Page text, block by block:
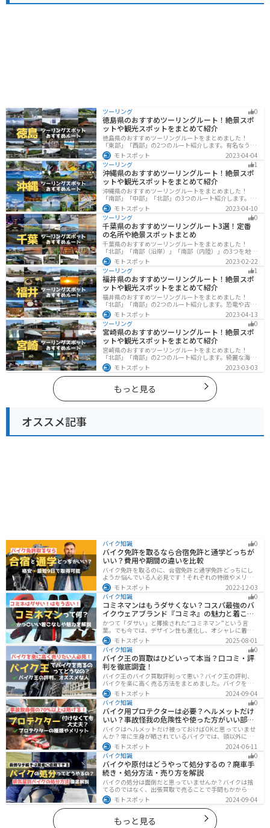
ツーリング 0
徳島県のおすすめツーリングルート！絶景スポ
ットや観光スポットをまとめて紹介
徳島県のおすすめツーリングルートをまとめました！
「東部」「西部」の2つのルート紹介します。有名なうず
しおや山を中心とした自然豊かなスポットが多数ありま
す。バイクで徳島県にツーリングに行く際は参考にして
ください。
モトスポット
2023-04-04
ツーリング
1
沖縄県のおすすめツーリングルート！絶景スポ
ットや観光スポットをまとめて紹介
沖縄県のおすすめツーリングルートをまとめました！
「南部」「中部」「北部」の3つのルート紹介します。美
しいビーチや歴史と文化に溢れたスポットが多数あり、
様々な楽しみ方ができます。バイクで沖縄県にツーリン
グに行く際は参考にしてください。
モトスポット
2023-04-10
ツーリング
0
千葉県のおすすめツーリングルート3選！定番
の名所や絶景スポットまとめ
千葉県のおすすめツーリングルートをまとめました！
「北部」「南部（沿岸）」「南部（内陸）」の3つを地域
別で紹介します！千葉は首都圏からのアクセスも良く、
海と山どちらも堪能できるのでツーリングには最適な場
所です。
モトスポット
2023-02-22
ツーリング
1
福井県のおすすめツーリングルート！絶景スポ
ットや観光スポットをまとめて紹介
福井県のおすすめツーリングルートをまとめました！
「北部」「南部」の2つのルート紹介します。恐竜や古代
遺跡、温泉地など魅力に溢れるスポットが多数ありま
す。バイクで福井県にツーリングに行く際は参考にして
ください。
モトスポット
2023-04-13
ツーリング
0
宮崎県のおすすめツーリングルート！絶景スポ
ットや観光スポットをまとめて紹介
宮崎県のおすすめツーリングルートをまとめました！
「北部」「南部」の2つのルート紹介します。綺麗な海岸
線が特徴的な海・自然豊かな山・趣のある神社を満喫す
るツーリングができます。バイクで宮崎県にツーリング
に行く際は参考にしてください。
モトスポット 2023-03-03
もっと見る
オススメ記事
バイク知識 0
バイク免許を取るなら合宿免許と通学どっちが
いい？費用や期間の違いを比較
バイク免許を取るのに、合宿免許と通学免許どっちにし
ようか悩んでいる人必見です！それぞれの特徴やメリッ
トデメリットをまとめました。早く安く免許取得したい
なら合宿免許、他人と関わらず取りたいなら通学免許が
オススメです。自分に合った免許取得方法を選んでくだ
さいね。
モトスポット
2022-12-03
バイク知識
0
コミネマンはもうダサくない？コスパ最強のバ
イクウェアブランド『コミネ』の魅力と着こな
し術
かつて「ダサい」と揶揄された“コミネマン”という言
葉。でも今では、デザイン性も進化し、オシャレに着こ
なせるコミネ製品が続々登場。コスパと安全性に優れた
アイテムを使って、街でもツーリングでも浮かないスマ
ートなスタイルを目指そう！
モトスポット
2025-08-01
バイク知識
0
バイク王の買取はひどいって本当？口コミ・評
判を徹底調査！
バイク王のバイク買取評判って悪い？バイク王の評判、
バイクを楽に高く売る方法をまとめました。バイクを売
却しようと考えている方は、是非参考にしてください。
モトスポット
2024-09-04
バイク知識
0
バイク用プロテクターは必要？ヘルメットだけ
いい？事故怪我の危険性や使った方がいい部位
も解説
バイクはヘルメットだけ被っておけばOKと思っていませ
んか？常に生身が晒されているバイクでは、頭以外にも
胸・背中・脚・腕など怪我のリスクが非常に高いです。
プロテクターをちゃんと付けていれば事故の致命傷の7
0%は防げると言われています。安全にバイクに乗るため
にプロテクターの種類やつけた方が良い部位などをまと
めました。
モトスポット
2024-06-11
バイク知識
0
バイクや原付はどうやって処分するの？廃車手
続き・処分方法・売り方を解説
バイクの処分は面倒だと思っていませんか？バイクは捨
てるのではなく、出張買取で売ることで手間もかからず
お金にできます。売る以外の選択肢も含めて処分方法を
まとめていますので、バイクを処分しようとしている人
は参考にしてください。
モトスポット 2024-09-04
もっと見る